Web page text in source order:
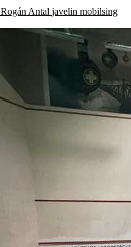
Rogán Antal javelin mobilsing